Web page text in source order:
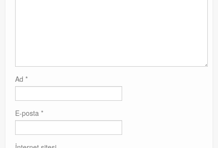
Ad *
E-posta *